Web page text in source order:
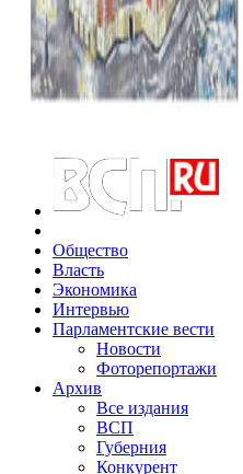
Общество
Власть
Экономика
Интервью
Парламентские вести
Новости
Фоторепортажи
Архив
Все издания
ВСП
Губерния
Конкурент